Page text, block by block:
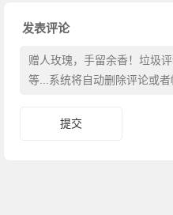
发表评论